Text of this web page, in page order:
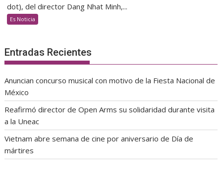
dot), del director Dang Nhat Minh,...
Es Noticia
Entradas Recientes
Anuncian concurso musical con motivo de la Fiesta Nacional de
México
Reafirmó director de Open Arms su solidaridad durante visita
a la Uneac
Vietnam abre semana de cine por aniversario de Día de
mártires